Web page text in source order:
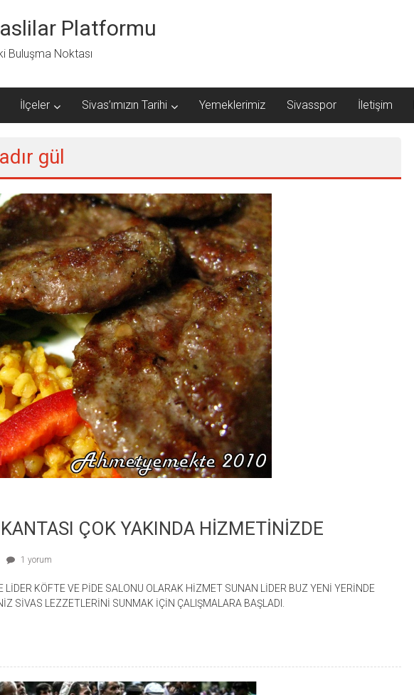
Platformu
Buluşma Noktası
İlçeler Sivas’ımızın Tarihi Yemeklerimiz Sivasspor İletişim
gül
ÇOK YAKINDA HİZMETİNİZDE
1 yorum
LİDER KÖFTE VE PİDE SALONU OLARAK HİZMET SUNAN LİDER BUZ YENİ YERİNDE
SİVAS LEZZETLERİNİ SUNMAK İÇİN ÇALIŞMALARA BAŞLADI.